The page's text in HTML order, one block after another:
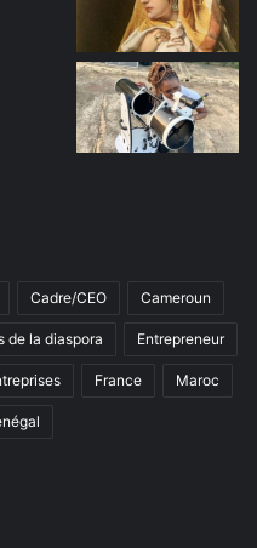
Cadre/CEO Cameroun
de la diaspora Entrepreneur
France Maroc